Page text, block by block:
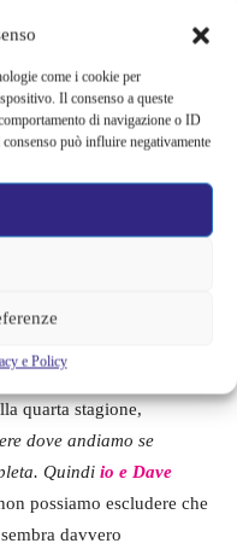
come i cookie per
Il consenso a queste
di navigazione o ID
può influire negativamente
e Policy
quarta
quarta stagione,
dove andiamo se
Quindi io e Dave
possiamo escludere che
davvero